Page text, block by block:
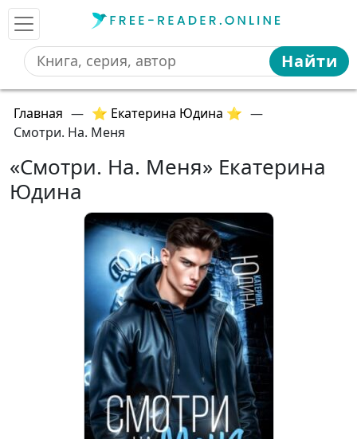
Найти
Главная — ⭐ Екатерина Юдина ⭐ —
Смотри. На. Меня
«Смотри. На. Меня» Екатерина
Юдина